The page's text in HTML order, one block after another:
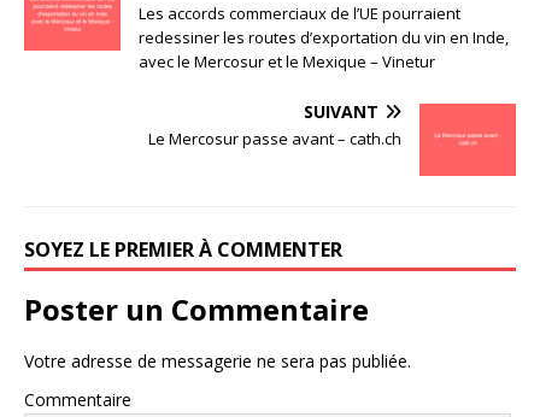
Les accords commerciaux de l’UE pourraient
redessiner les routes d’exportation du vin en Inde,
avec le Mercosur et le Mexique – Vinetur
SUIVANT
Le Mercosur passe avant – cath.ch
SOYEZ LE PREMIER À COMMENTER
Poster un Commentaire
Votre adresse de messagerie ne sera pas publiée.
Commentaire